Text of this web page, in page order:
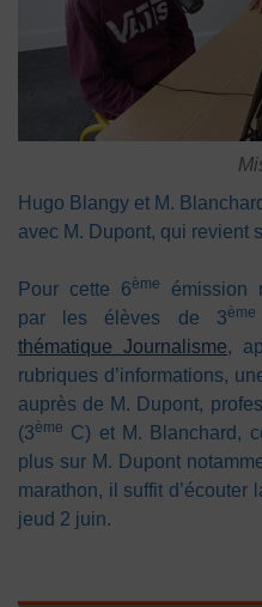
Hugo Blangy et M.
avec M. Dupont, qui revient
Pour cette 6ème
émission
par les élèves de 3ème
thématique Journalisme,
rubriques d’informations,
auprès de M. Dupont,
(3ème C) et M. Blanchard,
plus sur M. Dupont
marathon, il suffit d’écouter
jeud 2 juin.